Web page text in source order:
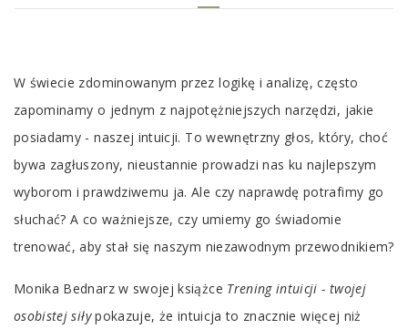
Tab
Article
W świecie zdominowanym przez logikę i analizę, często
zapominamy o jednym z najpotężniejszych narzędzi, jakie
posiadamy - naszej intuicji. To wewnętrzny głos, który, choć
bywa zagłuszony, nieustannie prowadzi nas ku najlepszym
wyborom i prawdziwemu ja. Ale czy naprawdę potrafimy go
słuchać? A co ważniejsze, czy umiemy go świadomie
trenować, aby stał się naszym niezawodnym przewodnikiem?
Monika Bednarz w swojej książce Trening intuicji - twojej
osobistej siłypokazuje, że intuicja to znacznie więcej niż